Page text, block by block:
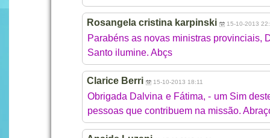
Rosangela cristina karpinski 15-10-2013
Parabéns as novas ministras provinciais,
Santo ilumine. Abçs
Clarice Berri 15-10-2013 18:11
Obrigada Dalvina e Fátima, - um Sim
pessoas que contribuem na missão.